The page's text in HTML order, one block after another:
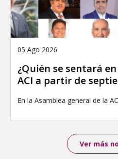
05 Ago 2026
¿Quién se sentará
ACI a partir de
En la Asamblea general de la
Ver más